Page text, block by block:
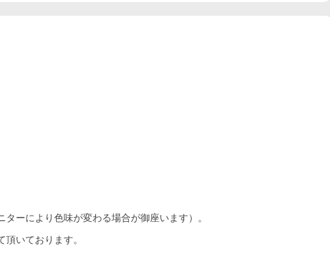
ーにより色味が変わる場合が御座います）。
いております。